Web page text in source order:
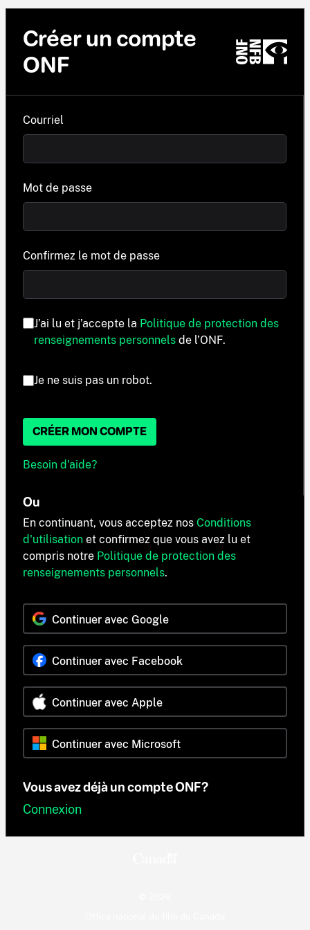
Créer un compte
ONF
Courriel
Mot de passe
Confirmez le mot de passe
J’ai lu et j’accepte la Politique de protection des
renseignements personnels de l’ONF.
Je ne suis pas un robot.
CRÉER MON COMPTE
Besoin d'aide?
Ou
En continuant, vous acceptez nos Conditions
d'utilisation et confirmez que vous avez lu et
compris notre Politique de protection des
renseignements personnels.
Continuer avec Google
Continuer avec Facebook
Continuer avec Apple
Continuer avec Microsoft
Vous avez déjà un compte ONF?
Connexion